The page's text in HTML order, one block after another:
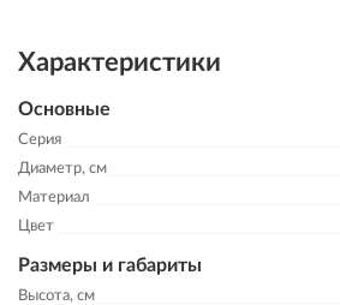
Характеристики
Основные
Серия
Диаметр, см
Материал
Цвет
Размеры и габариты
Высота, см